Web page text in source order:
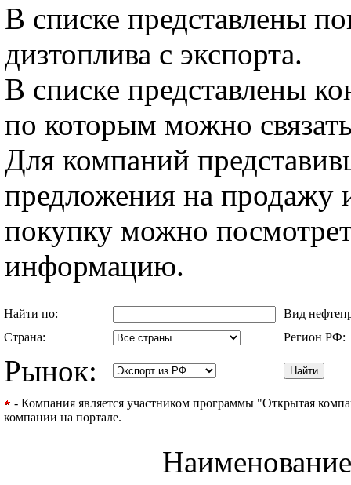
В списке представлены
дизтоплива с экспорта.
В списке представлены
по которым можно
Для компаний
предложения на продажу
покупку можно
информацию.
Найти по:
Вид
Страна:
Регион РФ:
Рынок:
- Компания является участником программы "Открытая
компании на портале.
Наименование